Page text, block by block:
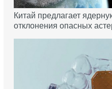
Китай предлагает
отклонения опасных